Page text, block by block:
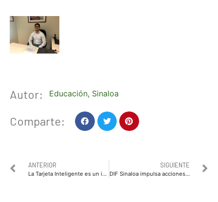
Autor: Educación, Sinaloa
Comparte:
ANTERIOR
La Tarjeta Inteligente es un instrumento que todos los estudiantes de escuelas públicas pueden hacer
SIGUIENTE
DIF Sinaloa impulsa acciones de prevención de embarazo en adolescentes